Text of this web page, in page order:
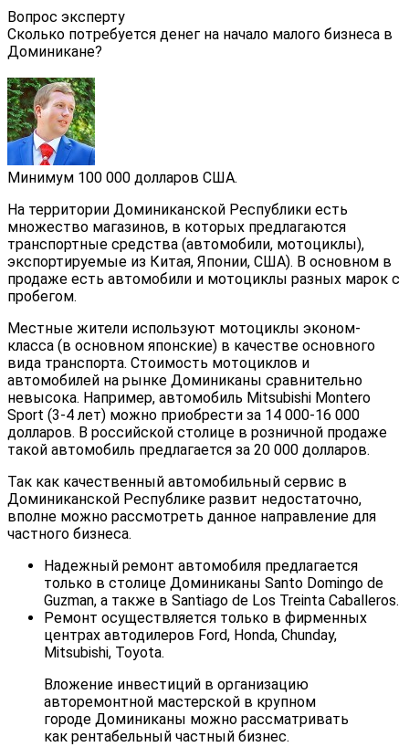
Вопрос эксперту
Сколько потребуется денег на начало малого бизнеса в
Доминикане?
Минимум 100 000 долларов США.
На территории Доминиканской Республики есть
множество магазинов, в которых предлагаются
транспортные средства (автомобили, мотоциклы),
экспортируемые из Китая, Японии, США). В основном в
продаже есть автомобили и мотоциклы разных марок с
пробегом.
Местные жители используют мотоциклы эконом-
класса (в основном японские) в качестве основного
вида транспорта. Стоимость мотоциклов и
автомобилей на рынке Доминиканы сравнительно
невысока. Например, автомобиль Mitsubishi Montero
Sport (3-4 лет) можно приобрести за 14 000-16 000
долларов. В российской столице в розничной продаже
такой автомобиль предлагается за 20 000 долларов.
Так как качественный автомобильный сервис в
Доминиканской Республике развит недостаточно,
вполне можно рассмотреть данное направление для
частного бизнеса.
Надежный ремонт автомобиля предлагается
только в столице Доминиканы Santo Domingo de
Guzman, а также в Santiago de Los Treinta Caballeros.
Ремонт осуществляется только в фирменных
центрах автодилеров Ford, Honda, Chunday,
Mitsubishi, Toyota.
Вложение инвестиций в организацию
авторемонтной мастерской в крупном
городе Доминиканы можно рассматривать
как рентабельный частный бизнес.